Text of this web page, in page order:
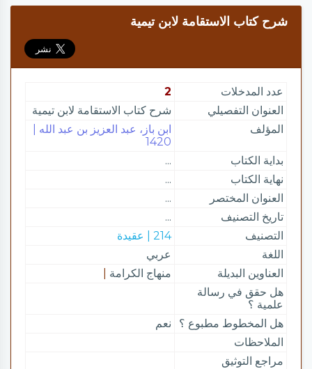
شرح كتاب الاستقامة لابن تيمية
عدد المدخلات
2
العنوان التفصيلي
شرح كتاب الاستقامة لابن تيمية
المؤلف
ابن باز، عبد العزيز بن عبد الله |
1420
بداية الكتاب
...
نهاية الكتاب
...
العنوان المختصر
...
تاريخ التصنيف
...
التصنيف
214 | عقيدة
اللغة
عربي
العناوين البديلة
منهاج الكرامة
هل حقق في رسالة
علمية ؟
هل المخطوط مطبوع ؟
نعم
الملاحظات
مراجع التوثيق